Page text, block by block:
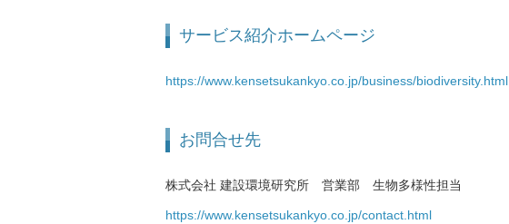
サービス紹介ホームページ
https://www.kensetsukankyo.co.jp/business/biodiversity.html
お問合せ先
株式会社 建設環境研究所 営業部 生物多様性担当
https://www.kensetsukankyo.co.jp/contact.html